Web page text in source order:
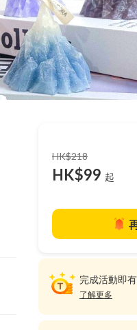
HK$218
HK$99 起
完成活動即
了解更多